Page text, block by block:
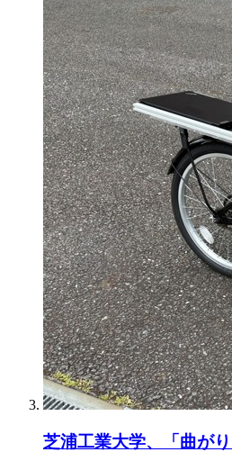
芝浦工業大学、「曲が